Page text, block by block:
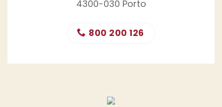
4300-030 Porto
800 200 126